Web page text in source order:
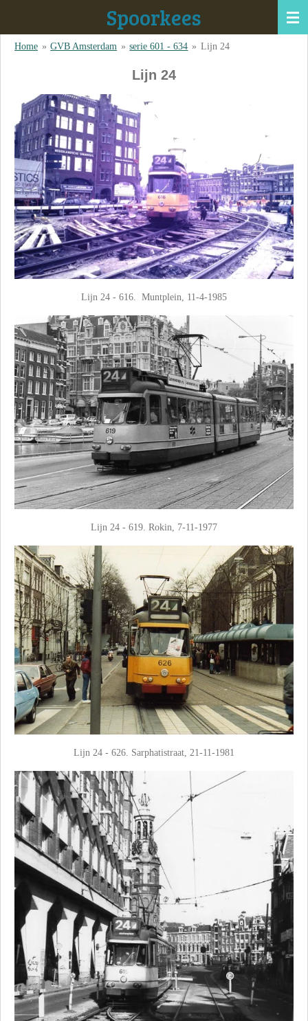
naar
Spoorkees
Home » GVB Amsterdam » serie 601 - 634 » Lijn 24
Lijn 24
Lijn 24 - 616. Muntplein, 11-4-1985
Lijn 24 - 619. Rokin, 7-11-1977
Lijn 24 - 626. Sarphatistraat, 21-11-1981